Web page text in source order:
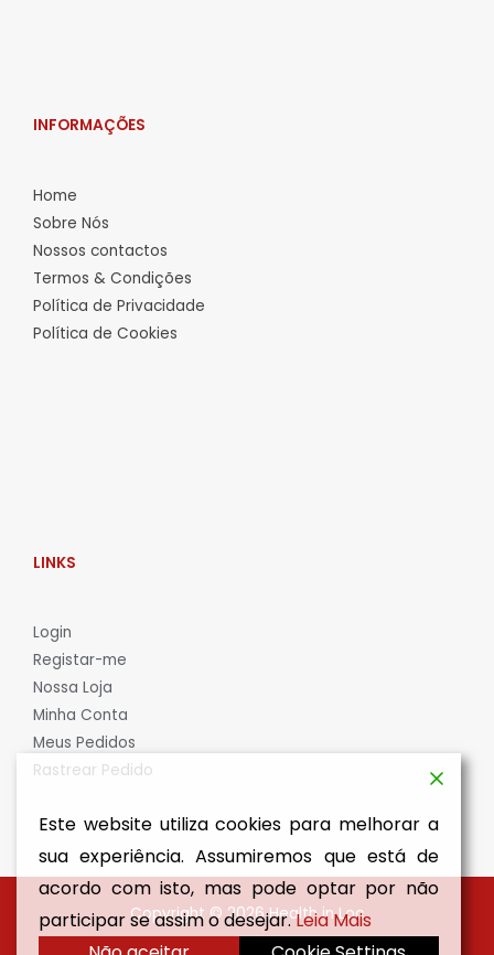
INFORMAÇÕES
Home
Sobre Nós
Nossos contactos
Termos & Condições
Política de Privacidade
Política de Cookies
LINKS
Login
Registar-me
Nossa Loja
Minha Conta
Meus Pedidos
Rastrear Pedido
Copyright © 2026 Health in Loc
Este website utiliza cookies para melhorar a
sua experiência. Assumiremos que está de
acordo com isto, mas pode optar por não
participar se assim o desejar.Leia Mais